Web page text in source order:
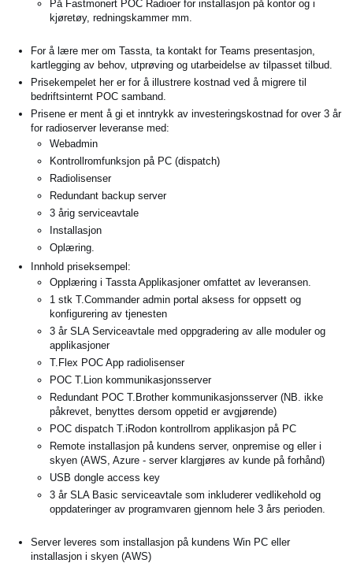
På Fastmonert POC Radioer for installasjon på kontor og i
kjøretøy, redningskammer mm.
For å lære mer om Tassta, ta kontakt for Teams presentasjon,
kartlegging av behov, utprøving og utarbeidelse av tilpasset tilbud.
Prisekempelet her er for å illustrere kostnad ved å migrere til
bedriftsinternt POC samband.
Prisene er ment å gi et inntrykk av investeringskostnad for over 3 år
for radioserver leveranse med:
Webadmin
Kontrollromfunksjon på PC (dispatch)
Radiolisenser
Redundant backup server
3 årig serviceavtale
Installasjon
Oplæring.
Innhold priseksempel:
Opplæring i Tassta Applikasjoner omfattet av leveransen.
1 stk T.Commander admin portal aksess for oppsett og
konfigurering av tjenesten
3 år SLA Serviceavtale med oppgradering av alle moduler og
applikasjoner
T.Flex POC App radiolisenser
POC T.Lion kommunikasjonsserver
Redundant POC T.Brother kommunikasjonsserver (NB. ikke
påkrevet, benyttes dersom oppetid er avgjørende)
POC dispatch T.iRodon kontrollrom applikasjon på PC
Remote installasjon på kundens server, onpremise og eller i
skyen (AWS, Azure - server klargjøres av kunde på forhånd)
USB dongle access key
3 år SLA Basic serviceavtale som inkluderer vedlikehold og
oppdateringer av programvaren gjennom hele 3 års perioden.
Server leveres som installasjon på kundens Win PC eller
installasjon i skyen (AWS)